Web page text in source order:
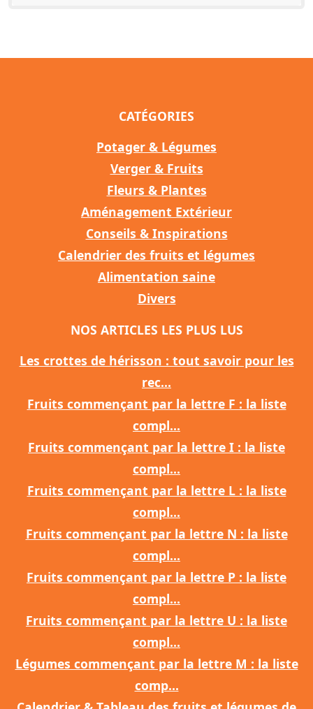
CATÉGORIES
Potager & Légumes
Verger & Fruits
Fleurs & Plantes
Aménagement Extérieur
Conseils & Inspirations
Calendrier des fruits et légumes
Alimentation saine
Divers
NOS ARTICLES LES PLUS LUS
Les crottes de hérisson : tout savoir pour les
rec...
Fruits commençant par la lettre F : la liste
compl...
Fruits commençant par la lettre I : la liste
compl...
Fruits commençant par la lettre L : la liste
compl...
Fruits commençant par la lettre N : la liste
compl...
Fruits commençant par la lettre P : la liste
compl...
Fruits commençant par la lettre U : la liste
compl...
Légumes commençant par la lettre M : la liste
comp...